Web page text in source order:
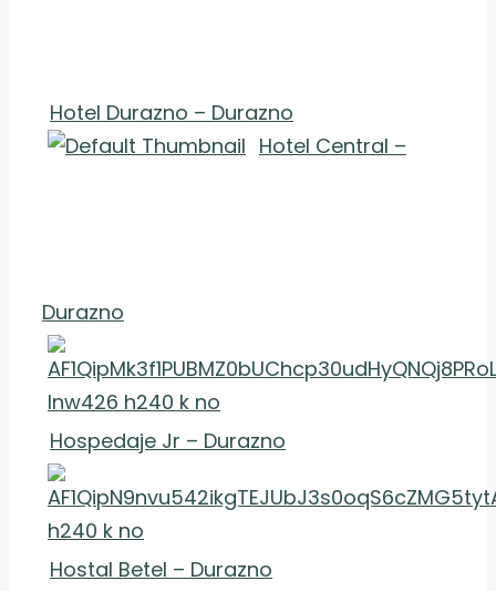
Hotel Durazno – Durazno
Hotel Central –
Durazno
Hospedaje Jr – Durazno
Hostal Betel – Durazno